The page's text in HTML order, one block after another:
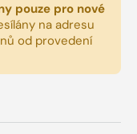
pouze pro nové
na adresu
od provedení